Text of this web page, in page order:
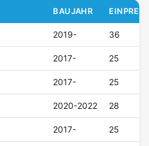
BAUJAHR
2019- 36
2017- 25
2017- 25
2020-2022 28
2017- 25